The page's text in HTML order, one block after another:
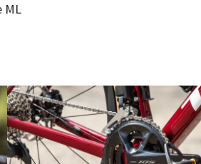
ML